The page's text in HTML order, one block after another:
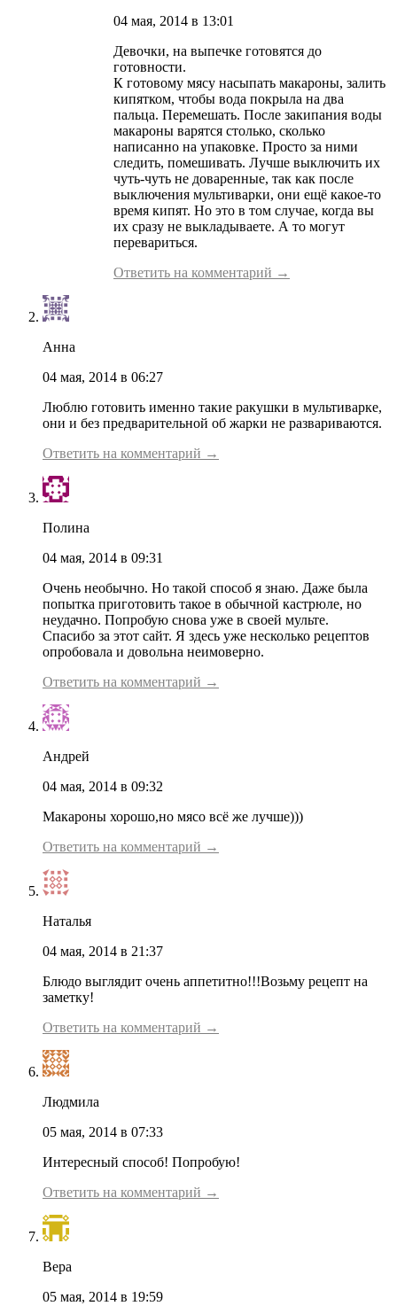
04 мая, 2014 в 13:01
Девочки, на выпечке готовятся до
готовности.
К готовому мясу насыпать макароны, залить
кипятком, чтобы вода покрыла на два
пальца. Перемешать. После закипания воды
макароны варятся столько, сколько
написанно на упаковке. Просто за ними
следить, помешивать. Лучше выключить их
чуть-чуть не доваренные, так как после
выключения мультиварки, они ещё какое-то
время кипят. Но это в том случае, когда вы
их сразу не выкладываете. А то могут
перевариться.
Ответить на комментарий →
Анна
04 мая, 2014 в 06:27
Люблю готовить именно такие ракушки в мультиварке,
они и без предварительной об жарки не развариваются.
Ответить на комментарий →
Полина
04 мая, 2014 в 09:31
Очень необычно. Но такой способ я знаю. Даже была
попытка приготовить такое в обычной кастрюле, но
неудачно. Попробую снова уже в своей мульте.
Спасибо за этот сайт. Я здесь уже несколько рецептов
опробовала и довольна неимоверно.
Ответить на комментарий →
Андрей
04 мая, 2014 в 09:32
Макароны хорошо,но мясо всё же лучше)))
Ответить на комментарий →
Наталья
04 мая, 2014 в 21:37
Блюдо выглядит очень аппетитно!!!Возьму рецепт на
заметку!
Ответить на комментарий →
Людмила
05 мая, 2014 в 07:33
Интересный способ! Попробую!
Ответить на комментарий →
Вера
05 мая, 2014 в 19:59